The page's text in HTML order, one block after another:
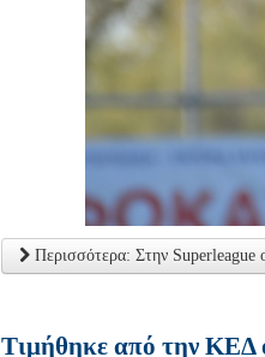
Περισσότερα: Στην
Τιμήθηκε από την ΚΕΔ